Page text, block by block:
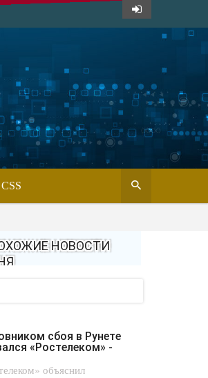
«Ростелеком» -
объяснил